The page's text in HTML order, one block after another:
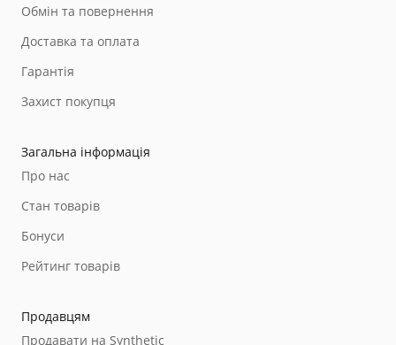
Обмін та повернення
Доставка та оплата
Гарантія
Захист покупця
Загальна інформація
Про нас
Стан товарів
Бонуси
Рейтинг товарів
Продавцям
Продавати на Synthetic